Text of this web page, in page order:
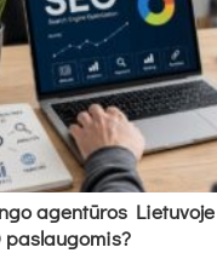
agentūros